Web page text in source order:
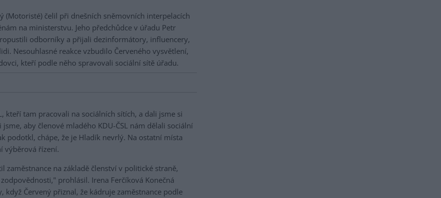
(Motoristé) čelil při dnešních sněmovních interpelacích
na ministerstvu. Jeho předchůdce v úřadu Petr
odborníky a přijali dezinformátory, influencery,
Nesouhlasné reakce vzbudilo Červeného vysvětlení,
kteří podle něho spravovali sociální sítě úřadu.
kteří tam pracovali na sociálních sítích, a dali jsme si
aby členové mladého KDU-ČSL nám dělali sociální
podotkl, chápe, že je Hladík nevrlý. Na ostatní místa
výběrová řízení.
zaměstnance na základě členství v politické straně,
prohlásil. Irena Ferčíková Konečná
Červený přiznal, že kádruje zaměstnance podle